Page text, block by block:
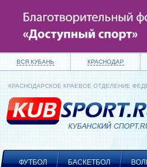
ВСЯ КУБАНЬ КРАСНОДАР
КРАСНОДАРСКОЕ КРАЕВОЕ ОТДЕЛЕНИЕ
ФУТБОЛ БАСКЕТБОЛ